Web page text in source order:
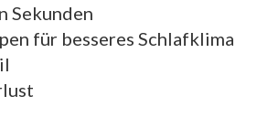
Sekunden
für besseres Schlafklima